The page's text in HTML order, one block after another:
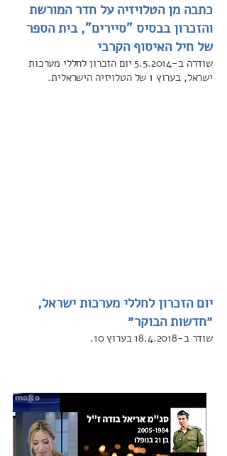
כתבה מן הטלויזיה על חדר המורשת
והזכרון בבסיס "סיירים", בית הספר
של חיל האיסוף הקרבי
שודרה ב-5.5.2014 יום הזכרון לחללי מערכות
ישראל, בערוץ 1 של הטלויזיה הישראלית.
יום הזכרון לחללי מערכות ישראל,
״חדשות הבוקר״
שודר ב-18.4.2018 בערוץ 10.